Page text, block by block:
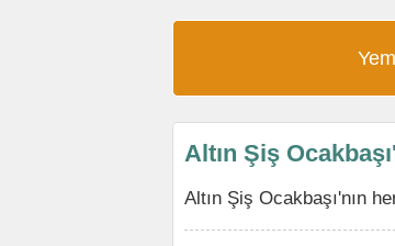
Altın Şiş
Altın Şiş Ocakbaşı'nın